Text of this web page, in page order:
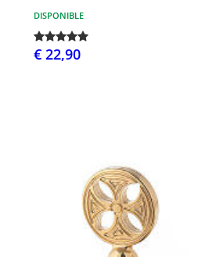
DISPONIBLE
€ 22,90